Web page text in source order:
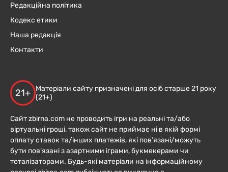
Редакційна політика
Кодекс етики
Наша редакція
Контакти
21+
Матеріали сайту призначені для осіб старше 21 року
(21+)
Сайт zbirna.com не проводить ігри на реальні та/або
віртуальні гроші, також сайт не приймає ні в якій формі
оплату ставок та/інших платежів, які пов’язані/можуть
бути пов’язані з азартними іграми, букмекерами чи
тоталізаторами. Будь-які матеріали на інформаційному